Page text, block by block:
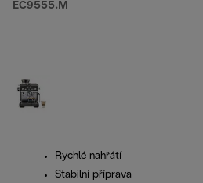
EC9555.M
Rychlé nahřátí
Stabilní příprava